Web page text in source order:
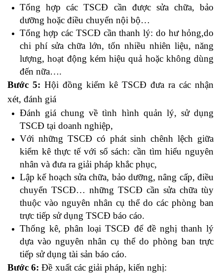
Tổng hợp các TSCĐ cần được sửa chữa, bảo
dưỡng hoặc điều chuyển nội bộ…
Tổng hợp các TSCĐ cần thanh lý: do hư hỏng,do
chi phí sửa chữa lớn, tốn nhiều nhiên liệu, năng
lượng, hoạt động kém hiệu quả hoặc không dùng
đến nữa….
Bước 5: Hội đồng kiểm kê TSCĐ đưa ra các nhận
xét, đánh giá
Đánh giá chung về tình hình quản lý, sử dụng
TSCĐ tại doanh nghiệp,
Với những TSCĐ có phát sinh chênh lệch giữa
kiểm kê thực tế với sổ sách: cần tìm hiểu nguyên
nhân và đưa ra giải pháp khắc phục,
Lập kế hoạch sửa chữa, bảo dưỡng, nâng cấp, điều
chuyển TSCĐ… những TSCĐ cần sửa chữa tùy
thuộc vào nguyên nhân cụ thể do các phòng ban
trực tiếp sử dụng TSCĐ báo cáo.
Thống kê, phân loại TSCĐ để đề nghị thanh lý
dựa vào nguyên nhân cụ thể do phòng ban trực
tiếp sử dụng tài sản báo cáo.
Bước 6: Đề xuất các giải pháp, kiến nghị: